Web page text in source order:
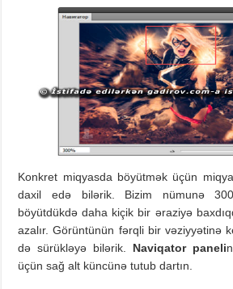
Konkret miqyasda böyütmək üçün
daxil edə bilərik. Bizim nümunə
böyütdükdə daha kiçik bir əraziyə
azalır. Görüntünün fərqli bir vəziyyətinə
də sürükləyə bilərik. Naviqator paneli
üçün sağ alt küncünə tutub dartın.